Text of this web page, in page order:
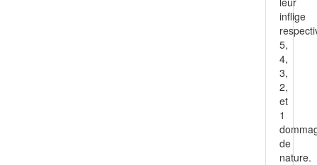
inflige
5,
4,
3,
2,
et
1
de
nature.